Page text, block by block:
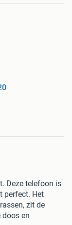
Deze telefoon is
perfect. Het
zit de
en